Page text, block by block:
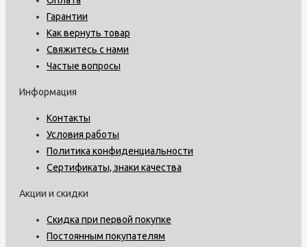
Гарантии
Как вернуть товар
Свяжитесь с нами
Частые вопросы
Информация
Контакты
Условия работы
Политика конфиденциальности
Сертификаты, знаки качества
Акции и скидки
Скидка при первой покупке
Постоянным покупателям